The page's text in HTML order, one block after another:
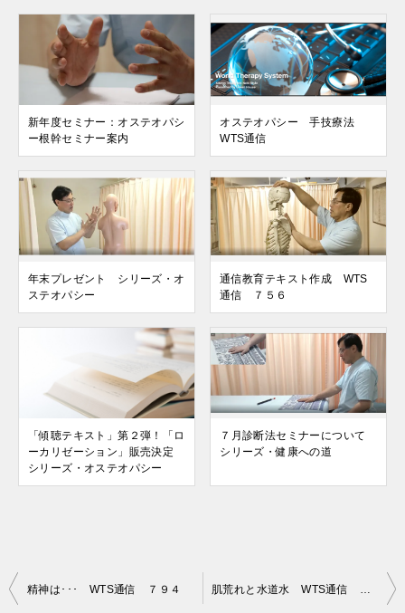
新年度セミナー：オステオパシ
ー根幹セミナー案内
オステオパシー 手技療法
WTS通信
年末プレゼント シリーズ・オ
ステオパシー
通信教育テキスト作成 WTS
通信 ７５６
「傾聴テキスト」第２弾！「ロ
ーカリゼーション」販売決定
シリーズ・オステオパシー
７月診断法セミナーについて
シリーズ・健康への道
投
精神は･･･ WTS通信 ７９４ 肌荒れと水道水 WTS通信 ７９６